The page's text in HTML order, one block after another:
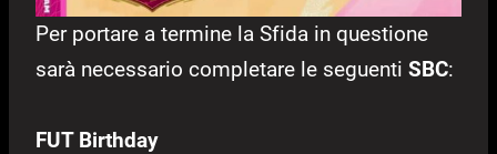
Per portare a termine la Sfida in questione
sarà necessario completare le seguenti SBC:
FUT Birthday